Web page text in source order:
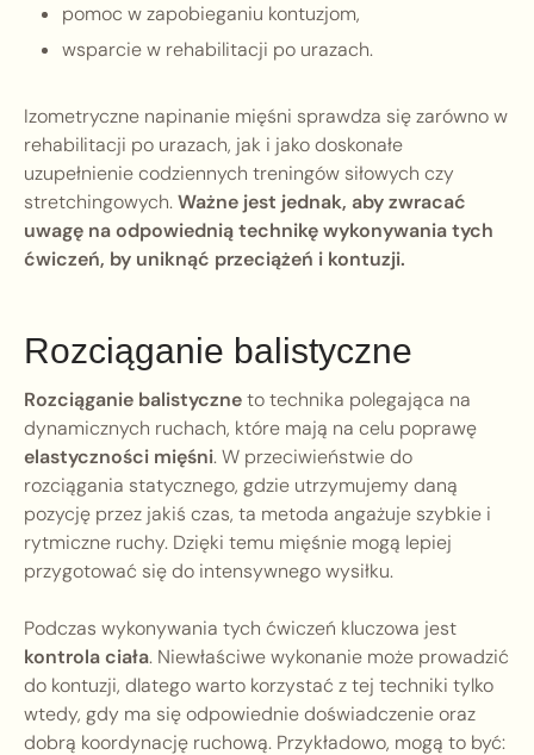
pomoc w zapobieganiu kontuzjom,
wsparcie w rehabilitacji po urazach.
Izometryczne napinanie mięśni sprawdza się zarówno w
rehabilitacji po urazach, jak i jako doskonałe
uzupełnienie codziennych treningów siłowych czy
stretchingowych.Ważne jest jednak, aby zwracać
uwagę na odpowiednią technikę wykonywania tych
ćwiczeń, by uniknąć przeciążeń i kontuzji.
Rozciąganie balistyczne
Rozciąganie balistyczneto technika polegająca na
dynamicznych ruchach, które mają na celu poprawę
elastyczności mięśni. W przeciwieństwie do
rozciągania statycznego, gdzie utrzymujemy daną
pozycję przez jakiś czas, ta metoda angażuje szybkie i
rytmiczne ruchy. Dzięki temu mięśnie mogą lepiej
przygotować się do intensywnego wysiłku.
Podczas wykonywania tych ćwiczeń kluczowa jest
kontrola ciała. Niewłaściwe wykonanie może prowadzić
do kontuzji, dlatego warto korzystać z tej techniki tylko
wtedy, gdy ma się odpowiednie doświadczenie oraz
dobrą koordynację ruchową. Przykładowo, mogą to być: